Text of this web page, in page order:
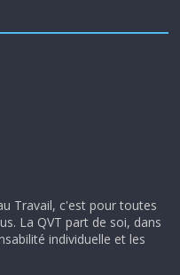
Travail, c'est pour toutes
La QVT part de soi, dans
individuelle et les